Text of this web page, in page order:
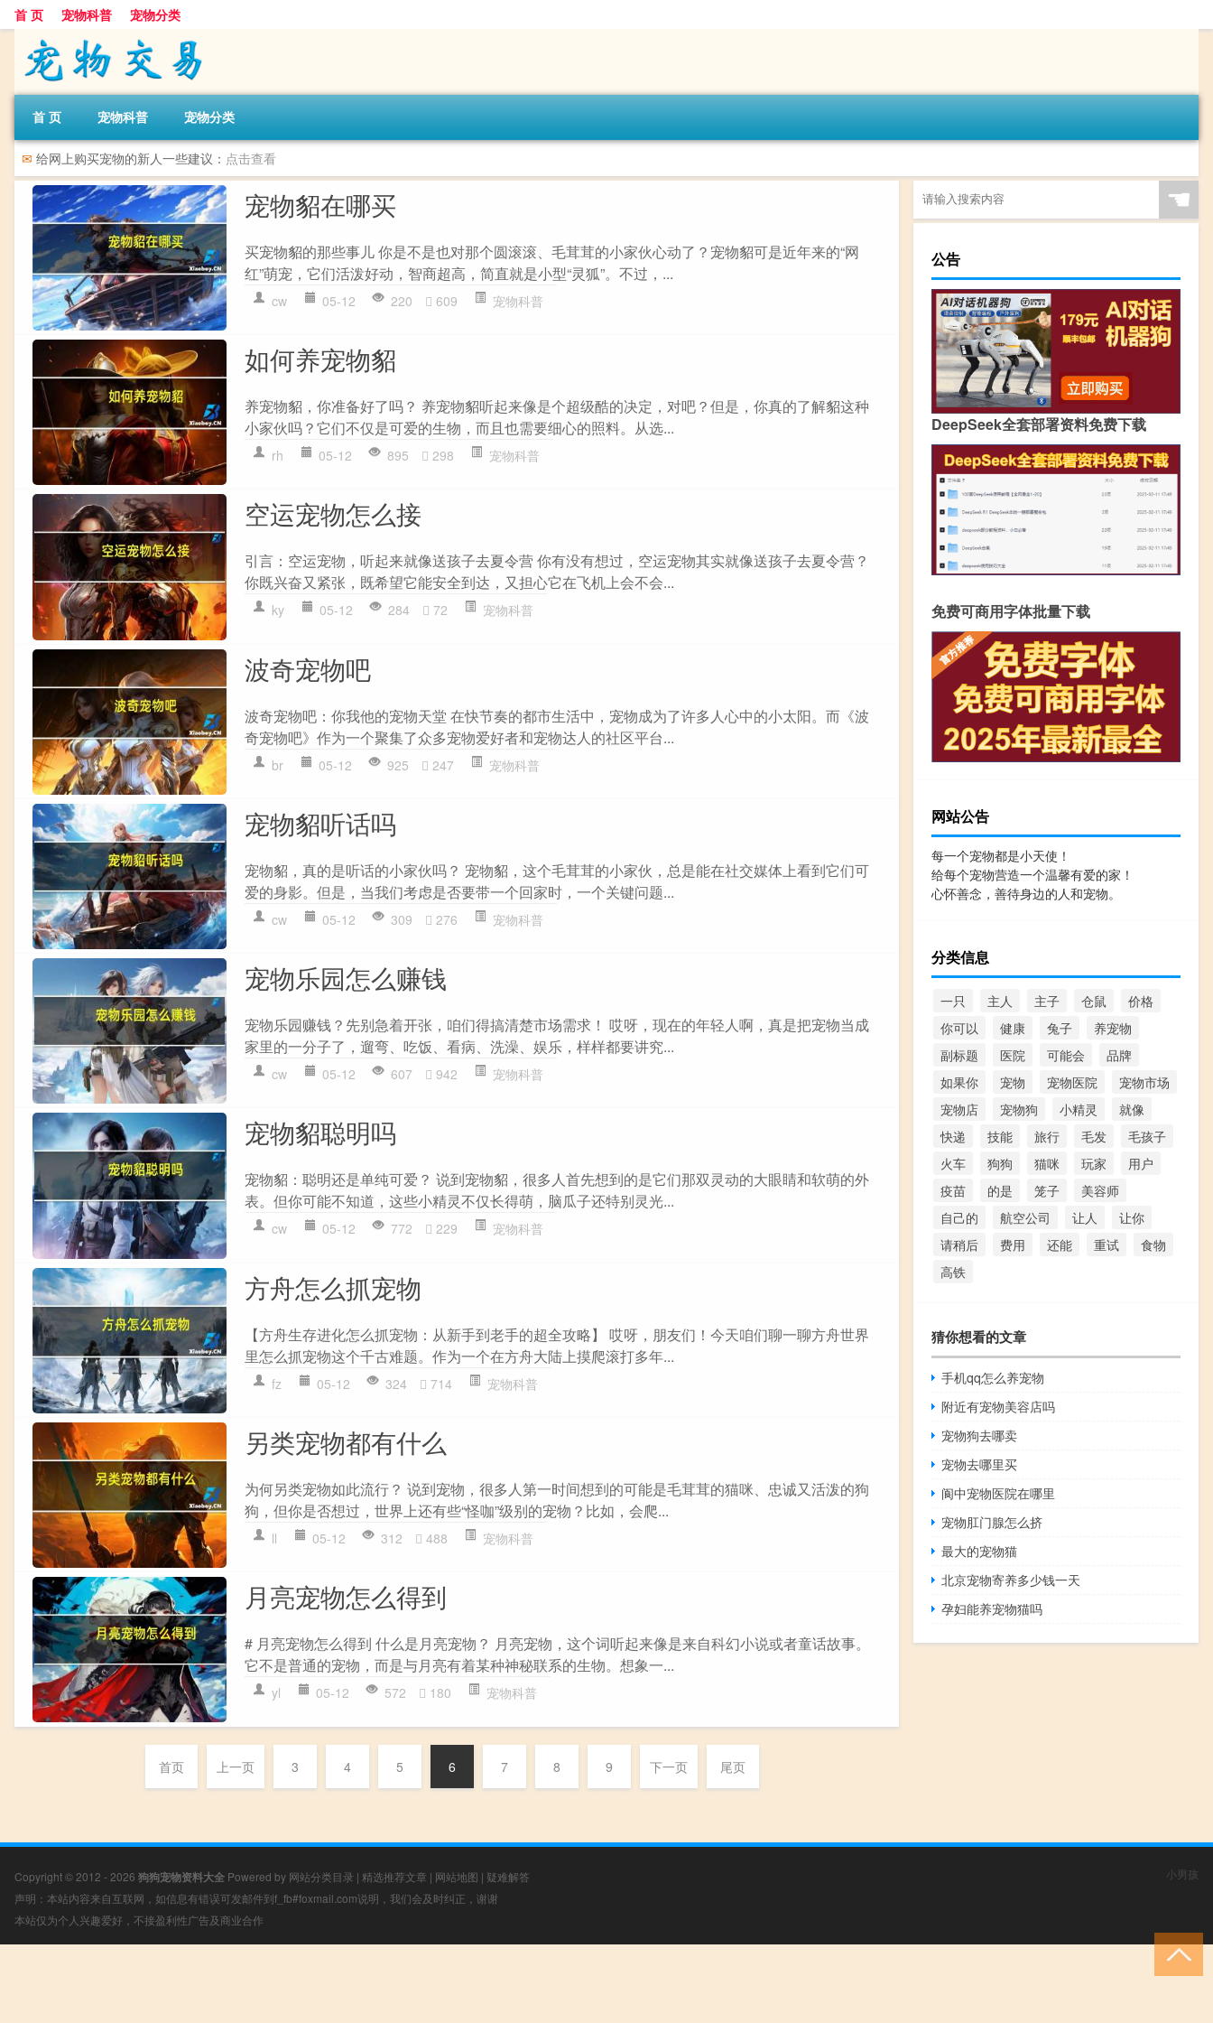
首 页 宠物科普 宠物分类
首 页 宠物科普 宠物分类
✉ 给网上购买宠物的新人一些建议： 点击查看
宠物貂在哪买
买宠物貂的那些事儿 你是不是也对那个圆滚滚、毛茸茸的小家伙心动了？宠物貂可是近年来的“网
红”萌宠，它们活泼好动，智商超高，简直就是小型“灵狐”。不过，...
cw 05-12 220 609 宠物科普
如何养宠物貂
养宠物貂，你准备好了吗？ 养宠物貂听起来像是个超级酷的决定，对吧？但是，你真的了解貂这种
小家伙吗？它们不仅是可爱的生物，而且也需要细心的照料。从选...
rh 05-12 895 298 宠物科普
空运宠物怎么接
引言：空运宠物，听起来就像送孩子去夏令营 你有没有想过，空运宠物其实就像送孩子去夏令营？
你既兴奋又紧张，既希望它能安全到达，又担心它在飞机上会不会...
ky 05-12 284 72 宠物科普
波奇宠物吧
波奇宠物吧：你我他的宠物天堂 在快节奏的都市生活中，宠物成为了许多人心中的小太阳。而《波
奇宠物吧》作为一个聚集了众多宠物爱好者和宠物达人的社区平台...
br 05-12 925 247 宠物科普
宠物貂听话吗
宠物貂，真的是听话的小家伙吗？ 宠物貂，这个毛茸茸的小家伙，总是能在社交媒体上看到它们可
爱的身影。但是，当我们考虑是否要带一个回家时，一个关键问题...
cw 05-12 309 276 宠物科普
宠物乐园怎么赚钱
宠物乐园赚钱？先别急着开张，咱们得搞清楚市场需求！ 哎呀，现在的年轻人啊，真是把宠物当成
家里的一分子了，遛弯、吃饭、看病、洗澡、娱乐，样样都要讲究...
cw 05-12 607 942 宠物科普
宠物貂聪明吗
宠物貂：聪明还是单纯可爱？ 说到宠物貂，很多人首先想到的是它们那双灵动的大眼睛和软萌的外
表。但你可能不知道，这些小精灵不仅长得萌，脑瓜子还特别灵光...
cw 05-12 772 229 宠物科普
方舟怎么抓宠物
【方舟生存进化怎么抓宠物：从新手到老手的超全攻略】 哎呀，朋友们！今天咱们聊一聊方舟世界
里怎么抓宠物这个千古难题。作为一个在方舟大陆上摸爬滚打多年...
fz 05-12 324 714 宠物科普
另类宠物都有什么
为何另类宠物如此流行？ 说到宠物，很多人第一时间想到的可能是毛茸茸的猫咪、忠诚又活泼的狗
狗，但你是否想过，世界上还有些“怪咖”级别的宠物？比如，会爬...
ll 05-12 312 488 宠物科普
月亮宠物怎么得到
# 月亮宠物怎么得到 什么是月亮宠物？ 月亮宠物，这个词听起来像是来自科幻小说或者童话故事。
它不是普通的宠物，而是与月亮有着某种神秘联系的生物。想象一...
yl 05-12 572 180 宠物科普
首页 上一页 3 4 5 6 7 8 9 下一页 尾页
☚
公告
DeepSeek全套部署资料免费下载
免费可商用字体批量下载
网站公告
每一个宠物都是小天使！
给每个宠物营造一个温馨有爱的家！
心怀善念，善待身边的人和宠物。
分类信息
一只 主人 主子 仓鼠
价格
你可以
健康 兔子
养宠物
副标题
医院 可能会
品牌
如果你
宠物 宠物医院
宠物市场
宠物店
宠物狗 小精灵
就像
快递
技能 旅行 毛发
毛孩子
火车
狗狗 猫咪 玩家
用户
疫苗
的是 笼子
美容师
自己的
航空公司 让人
让你
请稍后
费用 还能 重试
食物
高铁
猜你想看的文章
手机qq怎么养宠物
附近有宠物美容店吗
宠物狗去哪卖
宠物去哪里买
阆中宠物医院在哪里
宠物肛门腺怎么挤
最大的宠物猫
北京宠物寄养多少钱一天
孕妇能养宠物猫吗
Copyright © 2012 - 2026 狗狗宠物资料大全 Powered by 网站分类目录 | 精选推荐文章 | 网站地图 | 疑难解答
声明：本站内容来自互联网，如信息有错误可发邮件到f_fb#foxmail.com说明，我们会及时纠正，谢谢
本站仅为个人兴趣爱好，不接盈利性广告及商业合作
小男孩